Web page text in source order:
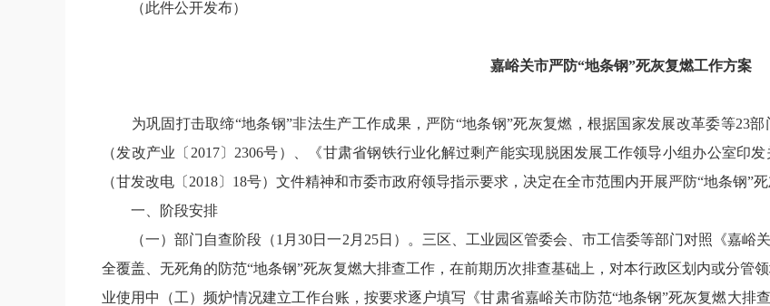
（此件公开发布）
嘉峪关市严防“地条钢”死灰复燃工作方案
为巩固打击取缔“地条钢”非法生产工作成果，严防“地条钢”死灰复燃，根据国家发展改革委等23部
（发改产业〔 2017〕 2306号）、《甘肃省钢铁行业化解过剩产能实现脱困发展工作领导小组办公室印
（甘发改电〔 2018〕 18号）文件精神和市委市政府领导指示要求，决定在全市范围内开展严防“地条钢”
一、阶段安排
（一）部门自查阶段（1 月30日一2 月 25日）。三区、工业园区管委会、市工信委等部门对照《嘉峪
全覆盖、无死角的防范“地条钢”死灰复燃大排查工作，在前期历次排查基础上，对本行政区划内或分管
业使用中（工）频炉情况建立工作台账，按要求逐户填写《甘肃省嘉峪关市防范“地条钢”死灰复燃大排